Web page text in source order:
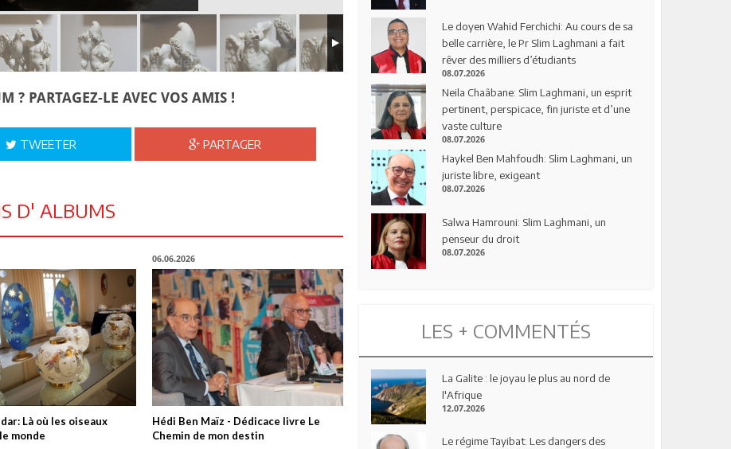
? PARTAGEZ-LE AVEC VOS AMIS !
TWEETER PARTAGER
D' ALBUMS
Là où les oiseaux
monde
06.06.2026
Hédi Ben Maïz - Dédicace livre Le
Chemin de mon destin
Le doyen Wahid Ferchichi: Au cours de sa
belle carrière, le Pr Slim Laghmani a fait
rêver des milliers d’étudiants
08.07.2026
Neila Chaâbane: Slim Laghmani, un esprit
pertinent, perspicace, fin juriste et d’une
vaste culture
08.07.2026
Haykel Ben Mahfoudh: Slim Laghmani, un
juriste libre, exigeant
08.07.2026
Salwa Hamrouni: Slim Laghmani, un
penseur du droit
08.07.2026
LES + COMMENTÉS
La Galite : le joyau le plus au nord de
l'Afrique
12.07.2026
Le régime Tayibat: Les dangers des